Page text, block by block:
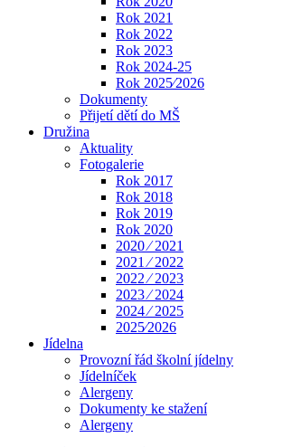
Rok 2021
Rok 2022
Rok 2023
Rok 2024-25
Rok 2025⁄2026
Dokumenty
Přijetí dětí do MŠ
Družina
Aktuality
Fotogalerie
Rok 2017
Rok 2018
Rok 2019
Rok 2020
2020 ⁄ 2021
2021 ⁄ 2022
2022 ⁄ 2023
2023 ⁄ 2024
2024 ⁄ 2025
2025⁄2026
Jídelna
Provozní řád školní jídelny
Jídelníček
Alergeny
Dokumenty ke stažení
Alergeny